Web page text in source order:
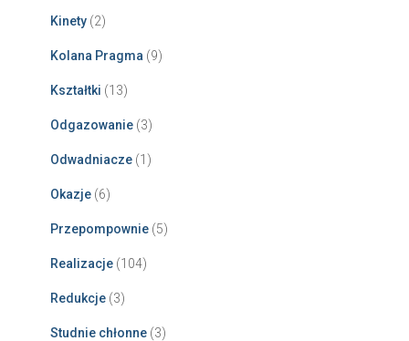
Kinety (2)
Kolana Pragma (9)
Kształtki (13)
Odgazowanie (3)
Odwadniacze (1)
Okazje (6)
Przepompownie (5)
Realizacje (104)
Redukcje (3)
Studnie chłonne (3)